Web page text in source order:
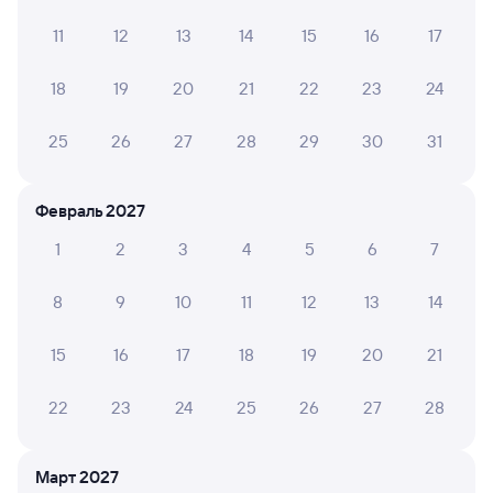
Saida И.
спасибо за отзывчивость ! Некоторые пассажиры
вели себя неадекватно. Спасибо за новые вагоны )
6 Олеся Р.
Вагон старый, но персонал старается.
11 12 13 14 15 16 17
18 19 20 21 22 23 24
25 26 27 28 29 30 31
Февраль 2027
1
2 3 4 5 6 7
8 9 10 11 12 13 14
15 16 17 18 19 20 21
22 23 24 25 26 27 28
Март 2027